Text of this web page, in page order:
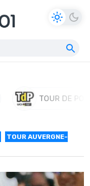
TOUR DE
TOUR AUVERGNE-